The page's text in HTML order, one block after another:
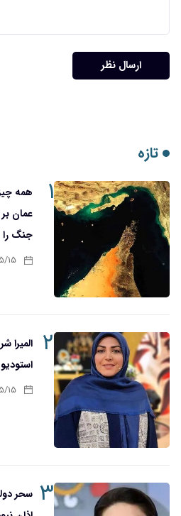
۱
همه چیز درباره توافق مهم ایران و
عمان بر سر تنگه هرمز/ این تفاهم
جنگ را برای همیشه پایان می دهد؟
۱۴۰۵/۰۵/۱۵ ۲۱:۵۶
۲
المیرا شریفی‌مقدم با دیدن عقرب‌ها از
استودیو فرار کرد/ ویدئو
۱۴۰۵/۰۵/۱۵ ۲۱:۵۴
۳ سحر دولتشاهی: هدفم بی‌احترامی به